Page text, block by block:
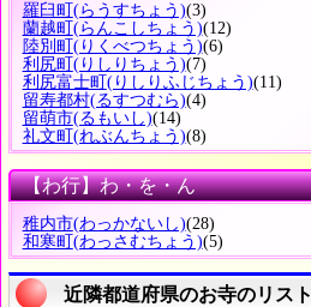
羅臼町 (らうすちょう)(3)
蘭越町 (らんこしちょう)(12)
陸別町 (りくべつちょう)(6)
利尻町 (りしりちょう)(7)
利尻富士町 (りしりふじちょう)(11)
留寿都村(るすつむら)(4)
留萌市(るもいし)(14)
礼文町 (れぶんちょう)(8)
【わ行】わ・を・ん
稚内市(わっかないし)(28)
和寒町 (わっさむちょう)(5)
近隣都道府県のお寺のリスト